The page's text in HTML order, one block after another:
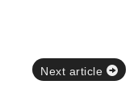
Next article